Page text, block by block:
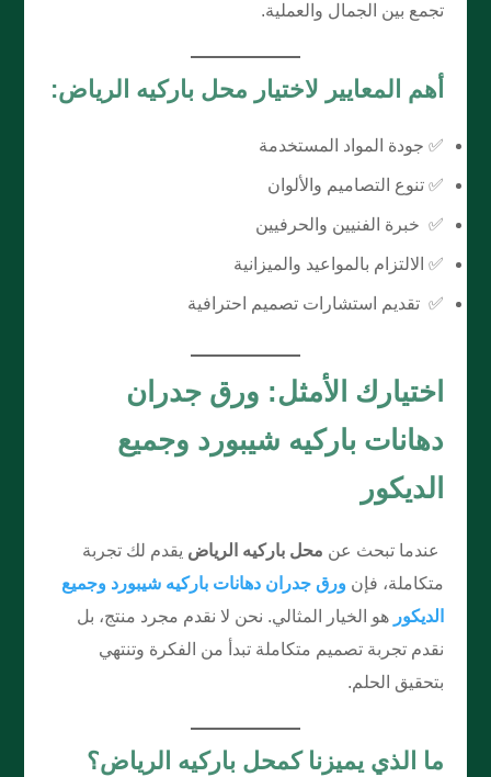
تجمع بين الجمال والعملية.
أهم المعايير لاختيار محل باركيه الرياض:
✅ جودة المواد المستخدمة
✅ تنوع التصاميم والألوان
✅ خبرة الفنيين والحرفيين
✅ الالتزام بالمواعيد والميزانية
✅ تقديم استشارات تصميم احترافية
اختيارك الأمثل: ورق جدران
دهانات باركيه شيبورد وجميع
الديكور
عندما تبحث عن محل باركيه الرياض يقدم لك تجربة
متكاملة، فإن ورق جدران دهانات باركيه شيبورد وجميع
الديكور هو الخيار المثالي. نحن لا نقدم مجرد منتج، بل
نقدم تجربة تصميم متكاملة تبدأ من الفكرة وتنتهي
بتحقيق الحلم.
ما الذي يميزنا كمحل باركيه الرياض؟